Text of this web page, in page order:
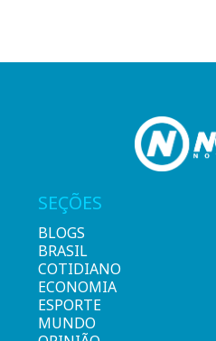
SEÇÕES
BLOGS
BRASIL
COTIDIANO
ECONOMIA
ESPORTE
MUNDO